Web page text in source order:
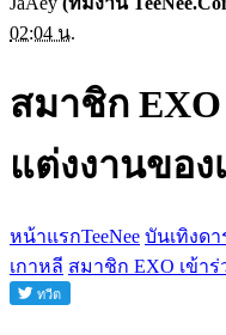
02:04 น.
สมาชิก
แต่งงานของ
หน้าแรกTeeNee บันเทิงดา
เกาหลี สมาชิก EXO เข้า